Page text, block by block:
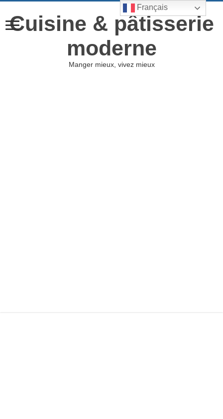
Cuisine & pâtisserie
moderne
Manger mieux, vivez mieux
Français